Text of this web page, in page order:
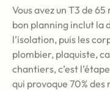
Vous avez un T3 de
bon planning inclut la
l’isolation, puis les
plombier, plaquiste,
chantiers, c’est
qui provoque 70% des